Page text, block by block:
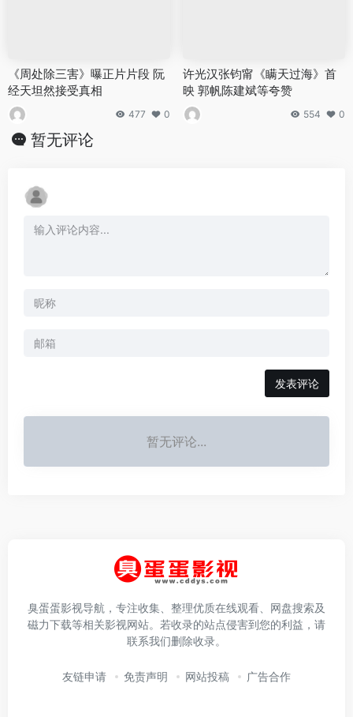
《周处除三害》曝正片片段 阮
经天坦然接受真相
477 0
许光汉张钧甯《瞒天过海》首
映 郭帆陈建斌等夸赞
554 0
暂无评论
发表评论
暂无评论...
臭蛋蛋影视导航，专注收集、整理优质在线观看、网盘搜索及
磁力下载等相关影视网站。若收录的站点侵害到您的利益，请
联系我们删除收录。
友链申请 免责声明 网站投稿 广告合作